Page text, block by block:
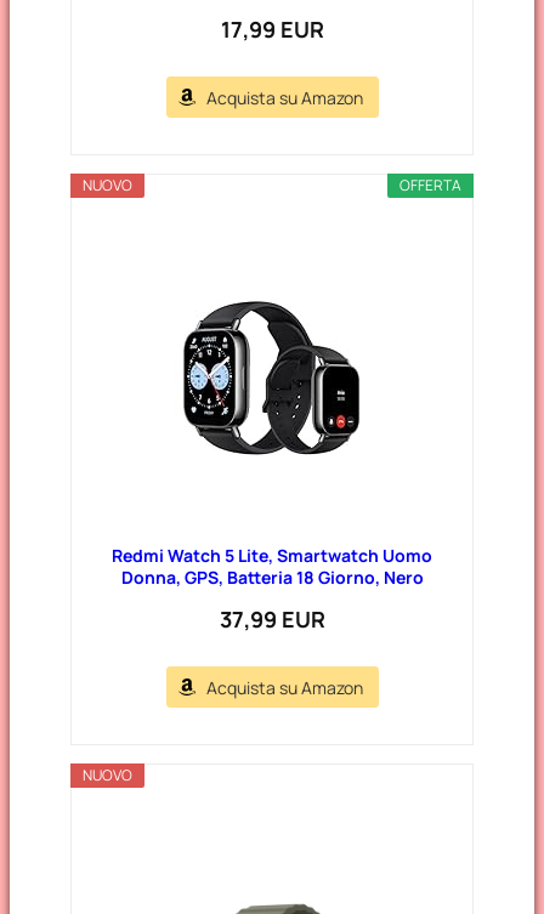
17,99 EUR
Acquista su Amazon
OFFERTA
NUOVO
Redmi Watch 5 Lite, Smartwatch Uomo
Donna, GPS, Batteria 18 Giorno, Nero
37,99 EUR
Acquista su Amazon
NUOVO